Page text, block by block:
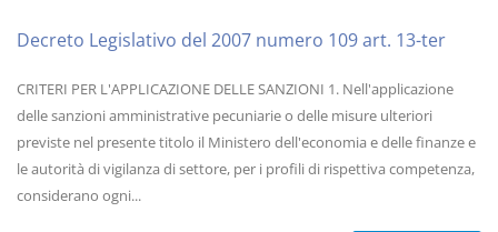
Decreto Legislativo del 2007 numero 109 art. 13-ter
CRITERI PER L'APPLICAZIONE DELLE SANZIONI 1. Nell'applicazione
delle sanzioni amministrative pecuniarie o delle misure ulteriori
previste nel presente titolo il Ministero dell'economia e delle finanze e
le autorità di vigilanza di settore, per i profili di rispettiva competenza,
considerano ogni...